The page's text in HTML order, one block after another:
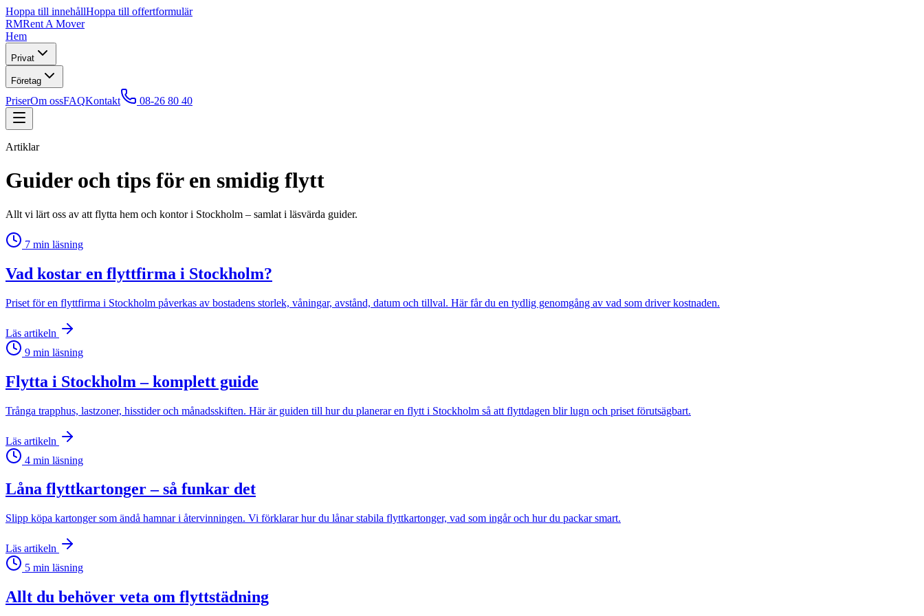
Hoppa till innehållHoppa till offertformulär
RMRent A Mover
Hem
Privat
Företag
PriserOm ossFAQKontakt 08-26 80 40
Artiklar
Guider och tips för en smidig flytt
Allt vi lärt oss av att flytta hem och kontor i Stockholm – samlat i läsvärda guider.
7 min läsning
Vad kostar en flyttfirma i Stockholm?
Priset för en flyttfirma i Stockholm påverkas av bostadens storlek, våningar, avstånd, datum och tillval. Här får du en tydlig genomgång av vad som driver kostnaden.
Läs artikeln
9 min läsning
Flytta i Stockholm – komplett guide
Trånga trapphus, lastzoner, hisstider och månadsskiften. Här är guiden till hur du planerar en flytt i Stockholm så att flyttdagen blir lugn och priset förutsägbart.
Läs artikeln
4 min läsning
Låna flyttkartonger – så funkar det
Slipp köpa kartonger som ändå hamnar i återvinningen. Vi förklarar hur du lånar stabila flyttkartonger, vad som ingår och hur du packar smart.
Läs artikeln
5 min läsning
Allt du behöver veta om flyttstädning